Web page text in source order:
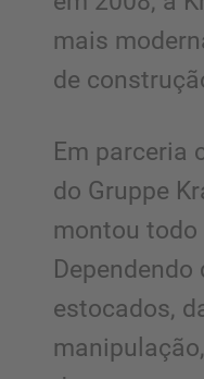
mais
de
Em parceria
do Gruppe
montou todo
estocados,